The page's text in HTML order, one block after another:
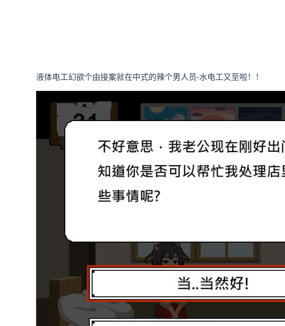
液体电工幻欲个由接案就在中式的辣个男人员-水电工又至啦！！